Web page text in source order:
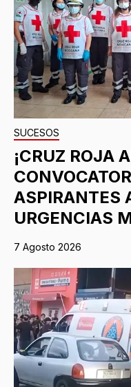
SUCESOS
¡CRUZ ROJA
ASPIRANTES
URGENCIAS
7 Agosto 2026